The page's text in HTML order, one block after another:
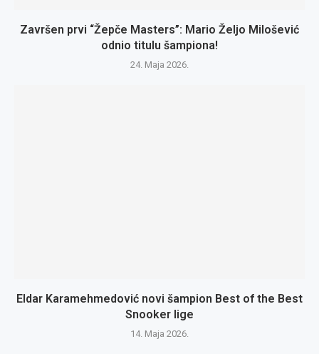
Završen prvi “Žepče Masters”: Mario Željo Milošević
odnio titulu šampiona!
24. Maja 2026.
Eldar Karamehmedović novi šampion Best of the Best
Snooker lige
14. Maja 2026.